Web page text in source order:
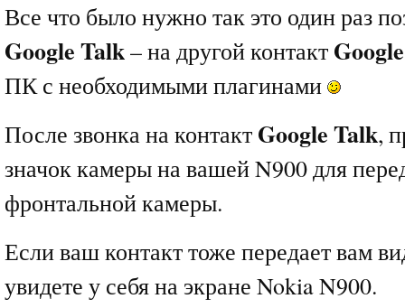
Все что было нужно так это один раз
Google Talk– на другой контакт
ПК с необходимыми плагинами
После звонка на контакт Google Talk,
значок камеры на вашей N900 для
фронтальной камеры.
Если ваш контакт тоже передает вам
увидете у себя на экране Nokia N900.